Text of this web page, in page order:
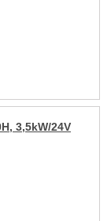
3,5kW/24V